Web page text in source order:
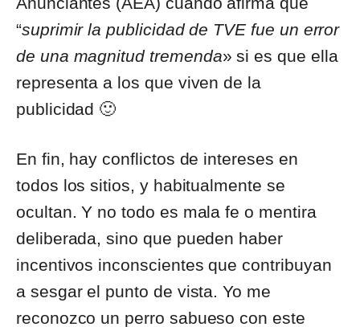
“suprimir la publicidad de TVE fue un error
de una magnitud tremenda» si es que ella
representa a los que viven de la
publicidad 🙂
En fin, hay conflictos de intereses en
todos los sitios, y habitualmente se
ocultan. Y no todo es mala fe o mentira
deliberada, sino que pueden haber
incentivos inconscientes que contribuyan
a sesgar el punto de vista. Yo me
reconozco un perro sabueso con este